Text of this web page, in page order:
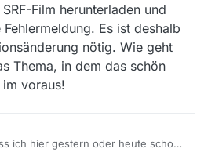
Film herunterladen und
Es ist deshalb
nötig. Wie geht
Thema, in dem das schön
voraus!
ich hier gestern oder heute schon